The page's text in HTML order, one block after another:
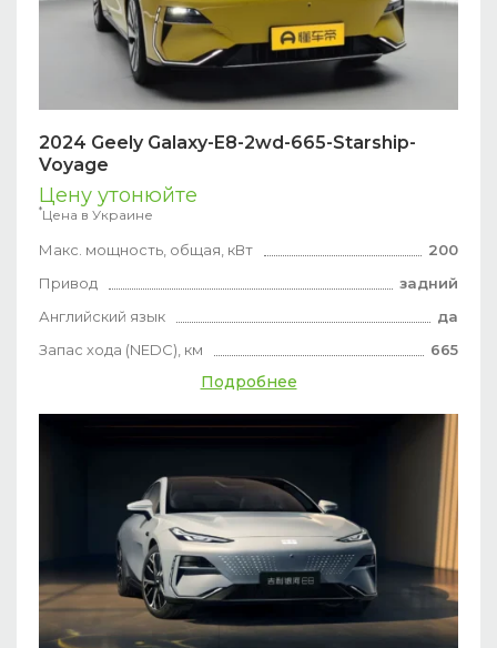
2024 Geely Galaxy-E8-2wd-665-Starship-
Voyage
Цену утонюйте
*Цена в Украине
Макс. мощность, общая, кВт
200
Привод
задний
Английский язык
да
Запас хода (NEDC), км
665
Подробнее